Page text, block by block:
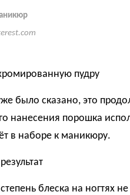
пудру
было сказано, это
нанесения порошка
в наборе к маникюру.
блеска на ногтях